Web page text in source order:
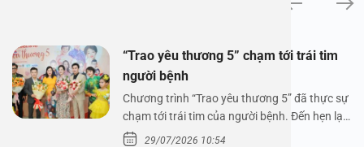
“Trao yêu thương 5” chạm tới trái tim
người bệnh
Chương trình “Trao yêu thương 5” đã thực sự
chạm tới trái tim của người bệnh. Đến hẹn lại
lên,…29/07/2026 10:54